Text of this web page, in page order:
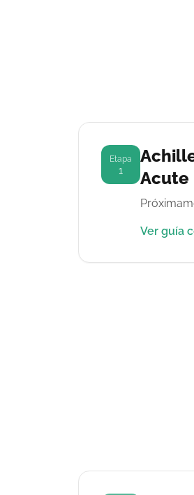
Etapa
1
Acute
Ver guía